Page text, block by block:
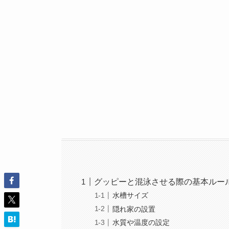
グッピーと混泳させる際の基本ルー
水槽サイズ
隠れ家の設置
水質や温度の設定